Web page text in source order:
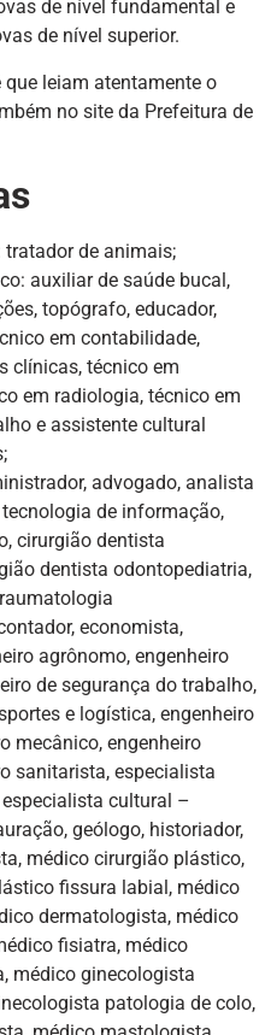
de nível fundamental e
de nível superior.
leiam atentamente o
no site da Prefeitura de
de animais;
auxiliar de saúde bucal,
topógrafo, educador,
em contabilidade,
clínicas, técnico em
em radiologia, técnico em
e assistente cultural
advogado, analista
de informação,
cirurgião dentista
dentista odontopediatria,
economista,
agrônomo, engenheiro
de segurança do trabalho,
e logística, engenheiro
mecânico, engenheiro
sanitarista, especialista
cultural –
geólogo, historiador,
médico cirurgião plástico,
fissura labial, médico
dermatologista, médico
fisiatra, médico
médico ginecologista
patologia de colo,